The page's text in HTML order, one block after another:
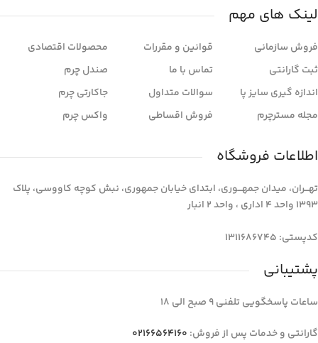
لینک های مهم
فروش سازمانی
ثبت گارانتی
اندازه گیری سایز پا
مجله مسترچرم
قوانین و مقررات
تماس با ما
سوالات متداول
فروش اقساطی
محصولات اقتصادی
صندل چرم
جاکارتی چرم
واکس چرم
اطلاعات فروشگاه
تهـــران، میدان جمهـــوری، ابتدای خیابان جمهوری، نبش کوچه کاووسی، پلاک
1393 واحد 4 اداری ، واحد 2 انبار
کدپستی: 1311686745
پشتیبانی
ساعات پاسخگویی تلفنی 9 صبح الی 18
گارانتی و خدمات پس از فروش: 02166564160